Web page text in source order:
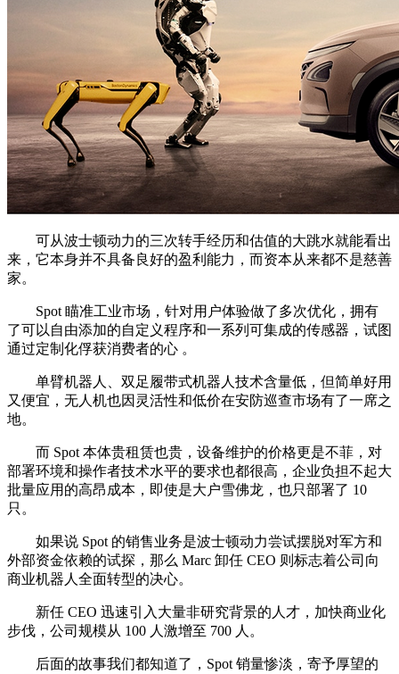
可从波士顿动力的三次转手经历和估值的大跳水就能看出
来，它本身并不具备良好的盈利能力，而资本从来都不是慈善
家。
Spot 瞄准工业市场，针对用户体验做了多次优化，拥有
了可以自由添加的自定义程序和一系列可集成的传感器，试图
通过定制化俘获消费者的心 。
单臂机器人、双足履带式机器人技术含量低，但简单好用
又便宜，无人机也因灵活性和低价在安防巡查市场有了一席之
地。
而 Spot 本体贵租赁也贵，设备维护的价格更是不菲，对
部署环境和操作者技术水平的要求也都很高，企业负担不起大
批量应用的高昂成本，即使是大户雪佛龙，也只部署了 10
只。
如果说 Spot 的销售业务是波士顿动力尝试摆脱对军方和
外部资金依赖的试探，那么 Marc 卸任 CEO 则标志着公司向
商业机器人全面转型的决心。
新任 CEO 迅速引入大量非研究背景的人才，加快商业化
步伐，公司规模从 100 人激增至 700 人。
后面的故事我们都知道了，Spot 销量惨淡，寄予厚望的